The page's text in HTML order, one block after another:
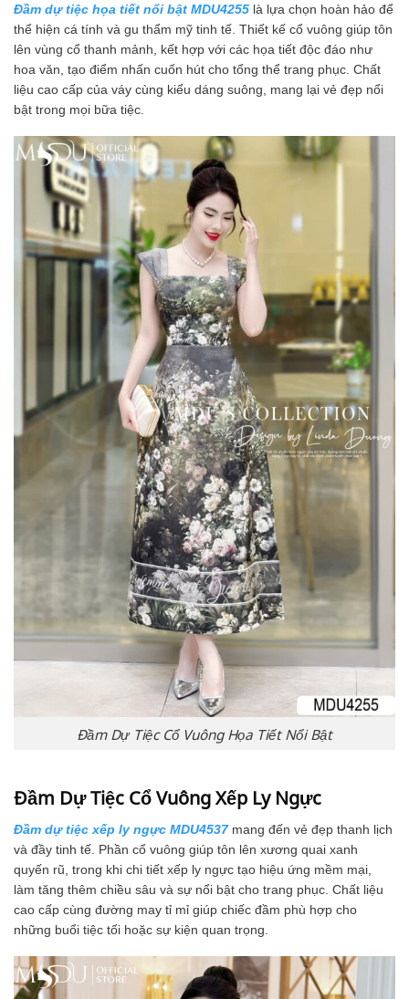
Đầm dự tiệc họa tiết nổi bật MDU4255 là lựa chọn hoàn hảo để
thể hiện cá tính và gu thẩm mỹ tinh tế. Thiết kế cổ vuông giúp tôn
lên vùng cổ thanh mảnh, kết hợp với các họa tiết độc đáo như
hoa văn, tạo điểm nhấn cuốn hút cho tổng thể trang phục. Chất
liệu cao cấp của váy cùng kiểu dáng suông, mang lại vẻ đẹp nổi
bật trong mọi bữa tiệc.
Đầm Dự Tiệc Cổ Vuông Họa Tiết Nổi Bật
Đầm Dự Tiệc Cổ Vuông Xếp Ly Ngực
Đầm dự tiệc xếp ly ngực MDU4537mang đến vẻ đẹp thanh lịch
và đầy tinh tế. Phần cổ vuông giúp tôn lên xương quai xanh
quyến rũ, trong khi chi tiết xếp ly ngực tạo hiệu ứng mềm mại,
làm tăng thêm chiều sâu và sự nổi bật cho trang phục. Chất liệu
cao cấp cùng đường may tỉ mỉ giúp chiếc đầm phù hợp cho
những buổi tiệc tối hoặc sự kiện quan trọng.